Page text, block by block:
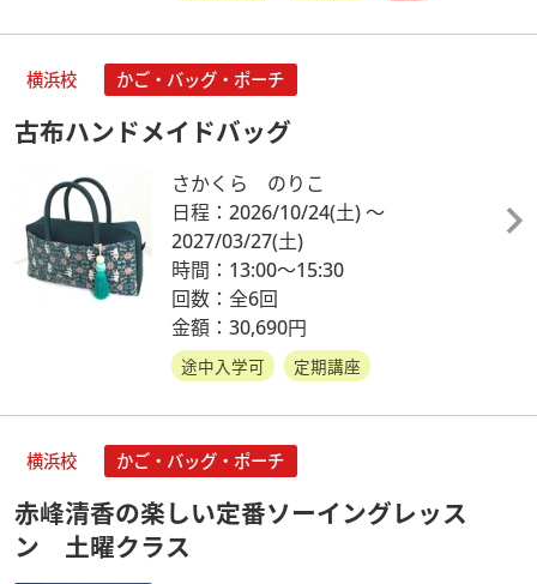
横浜校 かご・バッグ・ポーチ
古布ハンドメイドバッグ
さかくら のりこ
日程：2026/10/24(土)～
2027/03/27(土)
時間：13:00～15:30
回数：全6回
金額：30,690円
途中入学可 定期講座
横浜校 かご・バッグ・ポーチ
赤峰清香の楽しい定番ソーイングレッス
ン 土曜クラス